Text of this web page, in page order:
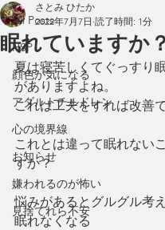
All Posts
HSP
顔色が気になる
アダルトチルドレン
心の境界線
お知らせ
嫌われるのが怖い
見捨てれら不安
眠れていますか？
さとみ ひたか
2022年7月7日 読了時間: 1分
夏は寝苦しくてぐっすり
がありますよね。
これは工夫をすれば改善
これとは違って眠れない
すか？
悩みがあるとグルグル考
眠れなくなる